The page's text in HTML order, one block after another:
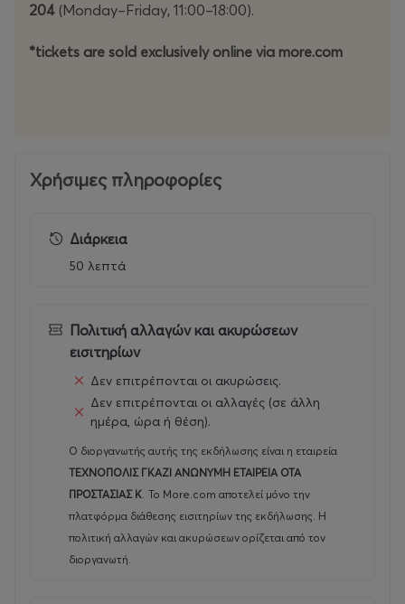
204 (Monday–Friday, 11:00–18:00).
*tickets are sold exclusively online via more.com
Χρήσιμες πληροφορίες
Διάρκεια
50 λεπτά
Πολιτική αλλαγών και ακυρώσεων
εισιτηρίων
Δεν επιτρέπονται οι ακυρώσεις.
Δεν επιτρέπονται οι αλλαγές (σε άλλη
ημέρα, ώρα ή θέση).
Ο διοργανωτής αυτής της εκδήλωσης είναι η εταιρεία
ΤΕΧΝΟΠΟΛΙΣ ΓΚΑΖΙ ΑΝΩΝΥΜΗ ΕΤΑΙΡΕΙΑ ΟΤΑ
ΠΡΟΣΤΑΣΙΑΣ Κ. Το More.com αποτελεί μόνο την
πλατφόρμα διάθεσης εισιτηρίων της εκδήλωσης. Η
πολιτική αλλαγών και ακυρώσεων ορίζεται από τον
διοργανωτή.